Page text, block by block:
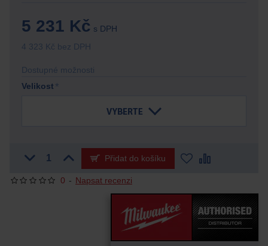
0 - Napsat recenzi
5 231 Kč s DPH
4 323 Kč bez DPH
Dostupné možnosti
Velikost
Přidat do košíku